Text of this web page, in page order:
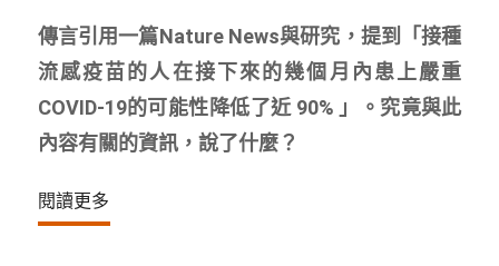
傳言引用一篇Nature News與研究，提到「接種
流感疫苗的人在接下來的幾個月內患上嚴重
COVID-19的可能性降低了近 90% 」。究竟與此
內容有關的資訊，說了什麼？
閱讀更多